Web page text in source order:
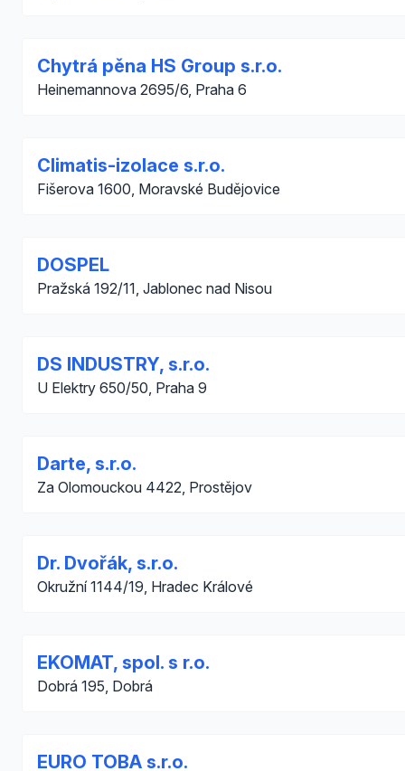
Chytrá pěna HS Group s.r.o.
Heinemannova 2695/6, Praha 6
Climatis-izolace s.r.o.
Fišerova 1600, Moravské Budějovice
DOSPEL
Pražská 192/11, Jablonec nad Nisou
DS INDUSTRY, s.r.o.
U Elektry 650/50, Praha 9
Darte, s.r.o.
Za Olomouckou 4422, Prostějov
Dr. Dvořák, s.r.o.
Okružní 1144/19, Hradec Králové
EKOMAT, spol. s r.o.
Dobrá 195, Dobrá
EURO TOBA s.r.o.